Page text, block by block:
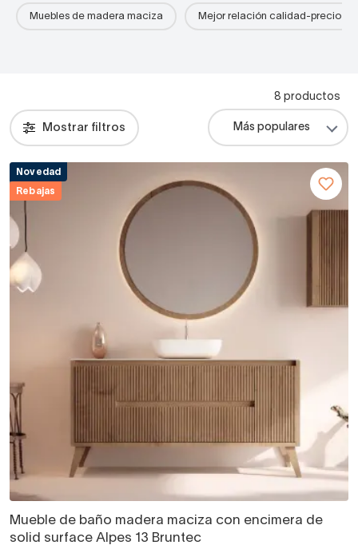
Muebles de madera maciza Mejor relación calidad-precio
Mostrar filtros
8 productos
Novedad
Rebajas
Mueble de baño madera maciza con encimera de
solid surface Alpes 13 Bruntec